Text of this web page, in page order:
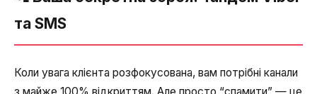
Додаткові послуги
СПАМ-моніторинг телефонних
SIP Trunk
та SMS
Коли увага клієнта розфокусована, вам потрібні канали